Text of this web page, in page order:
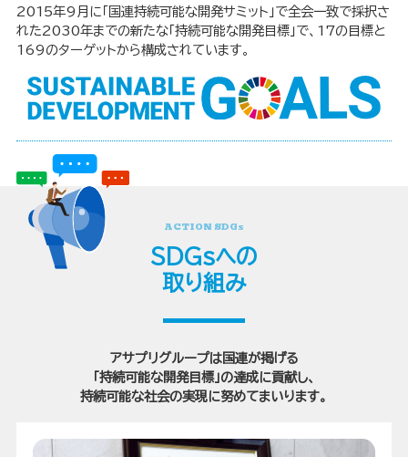
2015年9月に「国連持続可能な開発サミット」で全会一致で採択さ
れた2030年までの新たな「持続可能な開発目標」で、17の目標と
169のターゲットから構成されています。
ACTION SDGs
SDGsへの
取り組み
アサプリグループは国連が掲げる
「持続可能な開発目標」の達成に貢献し、
持続可能な社会の実現に努めてまいります。